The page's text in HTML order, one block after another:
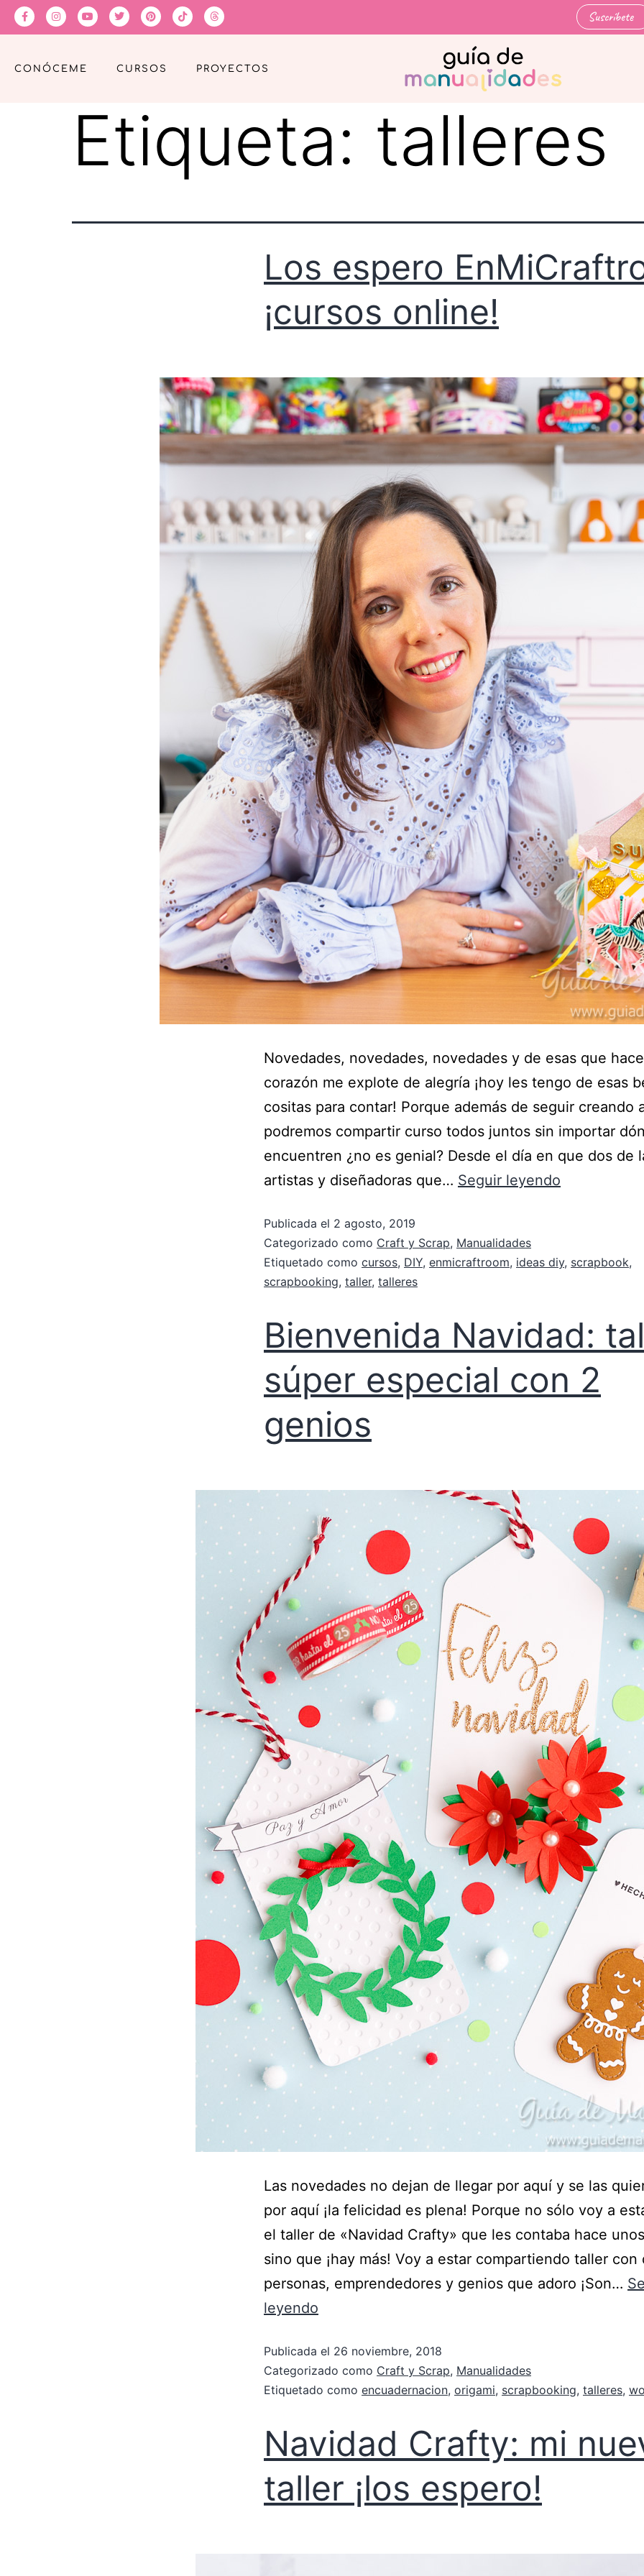
Suscríbete
CONÓCEME CURSOS PROYECTOS
Etiqueta: talleres
Los espero
¡cursos online!
Novedades, novedades, novedades y de esas que
corazón me explote de alegría ¡hoy les tengo de esas
cositas para contar! Porque además de seguir creando
podremos compartir curso todos juntos sin importar
encuentren ¿no es genial? Desde el día en que dos de
artistas y diseñadoras que… Seguir leyendo
Publicada el 2 agosto, 2019
Categorizado como Craft y Scrap, Manualidades
Etiquetado como cursos, DIY, enmicraftroom, ideas diy, scrapbook,
scrapbooking, taller, talleres
Bienvenida Navidad:
súper especial con 2
genios
Las novedades no dejan de llegar por aquí y se las
por aquí ¡la felicidad es plena! Porque no sólo voy a
el taller de «Navidad Crafty» que les contaba hace
sino que ¡hay más! Voy a estar compartiendo taller con
personas, emprendedores y genios que adoro ¡Son…
leyendo
Publicada el 26 noviembre, 2018
Categorizado como Craft y Scrap, Manualidades
Etiquetado como encuadernacion, origami, scrapbooking, talleres,
Navidad Crafty: mi
taller ¡los espero!